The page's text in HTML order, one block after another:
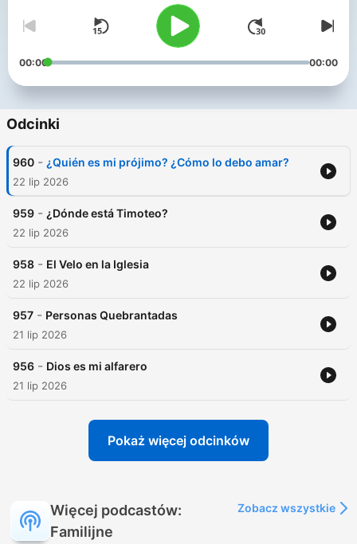
00:00 00:00
Odcinki
960 - ¿Quién es mi prójimo? ¿Cómo lo debo amar?
22 lip 2026
959 - ¿Dónde está Timoteo?
22 lip 2026
958 - El Velo en la Iglesia
22 lip 2026
957 - Personas Quebrantadas
21 lip 2026
956 - Dios es mi alfarero
21 lip 2026
Pokaż więcej odcinków
Więcej podcastów:
Familijne
Zobacz wszystkie